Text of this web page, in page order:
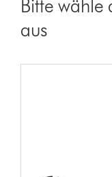
Bitte wähle
aus